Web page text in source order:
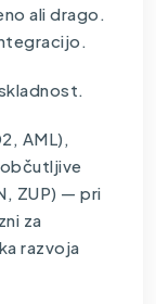
ali drago.
AML),
ZUP) — pri
za
razvoja